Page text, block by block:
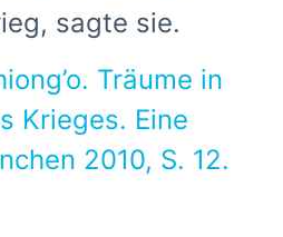
sagte sie.
Träume in
Krieges. Eine
2010, S. 12.